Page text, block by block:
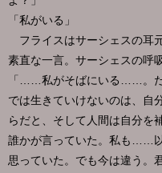
「私がいる」
フライスはサーシェスの耳
素直な一言。サーシェスの呼
「……私がそばにいる……。だ
では生きていけないのは、自
らだと、そして人間は自分を
誰かが言っていた。私も……
思っていた。でも今は違う。